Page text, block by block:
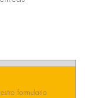
formulario